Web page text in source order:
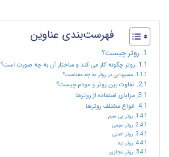
فهرست‌بندی عناوین
روتر چیست؟
روتر چگونه کار می کند و ساختار آن به چه صورت است؟
مسیریابی در روتر به چه معناست؟
تفاوت بین روتر و مودم چیست؟
مزایای استفاده از روترها
انواع مختلف روترها
روتر بی سیم
روتر سیمی
روتر اصلی
روتر لبه
روتر مجازی